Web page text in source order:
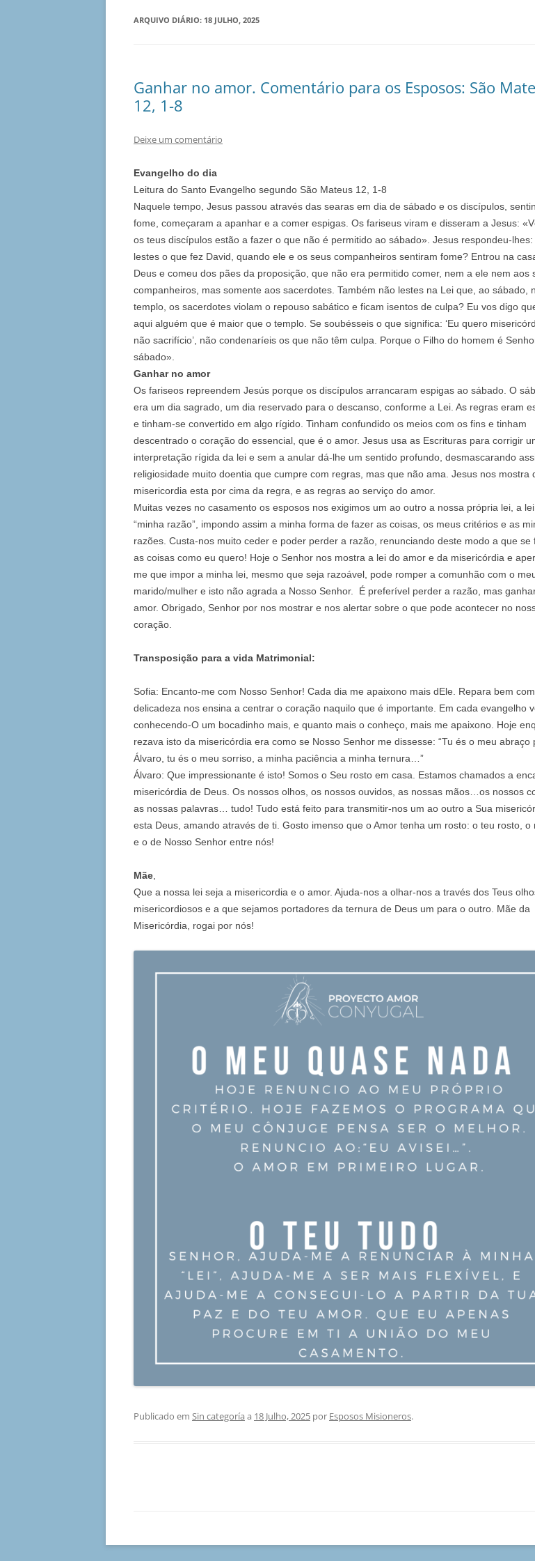
ARQUIVO DIÁRIO: 18 JULHO, 2025
Ganhar no amor. Comentário para os Esposos: São
12, 1-8
Deixe um comentário
Evangelho do dia
Leitura do Santo Evangelho segundo São Mateus 12, 1-8
Naquele tempo, Jesus passou através das searas em dia de sábado e os discípulos,
fome, começaram a apanhar e a comer espigas. Os fariseus viram e disseram a Jesus:
os teus discípulos estão a fazer o que não é permitido ao sábado». Jesus respondeu-lhes:
lestes o que fez David, quando ele e os seus companheiros sentiram fome? Entrou na
Deus e comeu dos pães da proposição, que não era permitido comer, nem a ele nem aos
companheiros, mas somente aos sacerdotes. Também não lestes na Lei que, ao sábado,
templo, os sacerdotes violam o repouso sabático e ficam isentos de culpa? Eu vos digo
aqui alguém que é maior que o templo. Se soubésseis o que significa: ‘Eu quero
não sacrifício’, não condenaríeis os que não têm culpa. Porque o Filho do homem é
sábado».
Ganhar no amor
Os fariseos repreendem Jesús porque os discípulos arrancaram espigas ao sábado. O
era um dia sagrado, um dia reservado para o descanso, conforme a Lei. As regras eram
e tinham-se convertido em algo rígido. Tinham confundido os meios com os fins e tinham
descentrado o coração do essencial, que é o amor. Jesus usa as Escrituras para corrigir
interpretação rígida da lei e sem a anular dá-lhe um sentido profundo, desmascarando
religiosidade muito doentia que cumpre com regras, mas que não ama. Jesus nos mostra
misericordia esta por cima da regra, e as regras ao serviço do amor.
Muitas vezes no casamento os esposos nos exigimos um ao outro a nossa própria lei, a
“minha razão”, impondo assim a minha forma de fazer as coisas, os meus critérios e as
razões. Custa-nos muito ceder e poder perder a razão, renunciando deste modo a que se
as coisas como eu quero! Hoje o Senhor nos mostra a lei do amor e da misericórdia e
me que impor a minha lei, mesmo que seja razoável, pode romper a comunhão com o
marido/mulher e isto não agrada a Nosso Senhor. É preferível perder a razão, mas
amor. Obrigado, Senhor por nos mostrar e nos alertar sobre o que pode acontecer no
coração.
Transposição para a vida Matrimonial:
Sofia: Encanto-me com Nosso Senhor! Cada dia me apaixono mais dEle. Repara bem
delicadeza nos ensina a centrar o coração naquilo que é importante. Em cada evangelho
conhecendo-O um bocadinho mais, e quanto mais o conheço, mais me apaixono. Hoje
rezava isto da misericórdia era como se Nosso Senhor me dissesse: “Tu és o meu abraço
Álvaro, tu és o meu sorriso, a minha paciência a minha ternura…”
Álvaro: Que impressionante é isto! Somos o Seu rosto em casa. Estamos chamados a
misericórdia de Deus. Os nossos olhos, os nossos ouvidos, as nossas mãos…os nossos
as nossas palavras… tudo! Tudo está feito para transmitir-nos um ao outro a Sua
esta Deus, amando através de ti. Gosto imenso que o Amor tenha um rosto: o teu rosto,
e o de Nosso Senhor entre nós!
Mãe,
Que a nossa lei seja a misericordia e o amor. Ajuda-nos a olhar-nos a través dos Teus
misericordiosos e a que sejamos portadores da ternura de Deus um para o outro. Mãe da
Misericórdia, rogai por nós!
Publicado em Sin categoría a 18 Julho, 2025 por Esposos Misioneros.